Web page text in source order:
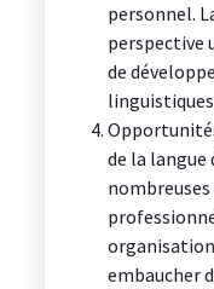
personnel.
perspective
de
de la langue
embaucher